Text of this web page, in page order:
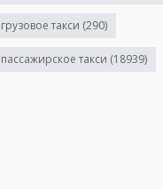
грузовое такси (290)
пассажирское такси (18939)